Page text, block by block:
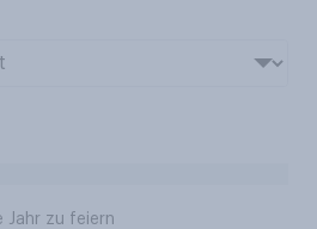
Jahr zu feiern